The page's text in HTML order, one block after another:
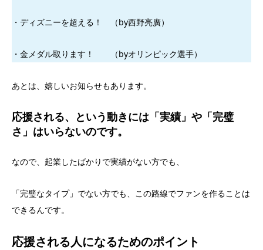
・ディズニーを超える！ （by西野亮廣）
・金メダル取ります！ （byオリンピック選手）
あとは、嬉しいお知らせもあります。
応援される、という動きには「実績」や「完璧
さ」はいらないのです。
なので、起業したばかりで実績がない方でも、
「完璧なタイプ」でない方でも、この路線でファンを作ることは
できるんです。
応援される人になるためのポイント